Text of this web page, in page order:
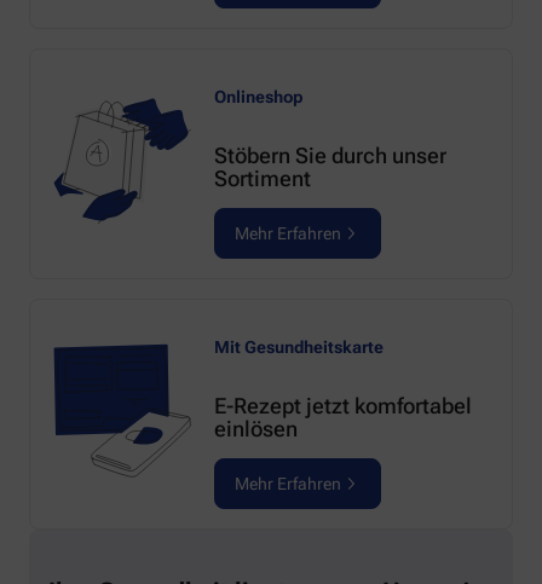
Onlineshop
Stöbern Sie durch unser
Sortiment
Mehr Erfahren
Mit Gesundheitskarte
E-Rezept jetzt komfortabel
einlösen
Mehr Erfahren